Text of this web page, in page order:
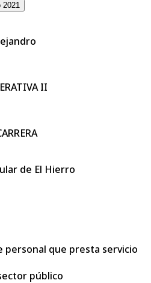
II
de El Hierro
personal que presta servicio
público